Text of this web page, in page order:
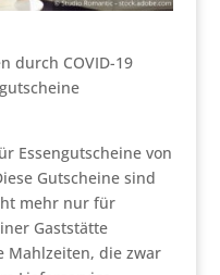
durch COVID-19
Essengutscheine von
Gutscheine sind
mehr nur für
Gaststätte
Mahlzeiten, die zwar